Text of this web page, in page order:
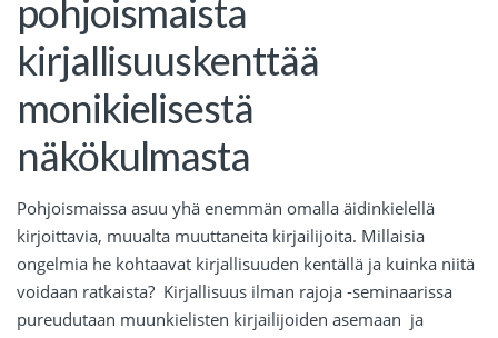
pohjoismaista
kirjallisuuskenttää
monikielisestä
näkökulmasta
Pohjoismaissa asuu yhä enemmän omalla äidinkielellä
kirjoittavia, muualta muuttaneita kirjailijoita. Millaisia
ongelmia he kohtaavat kirjallisuuden kentällä ja kuinka niitä
voidaan ratkaista? Kirjallisuus ilman rajoja -seminaarissa
pureudutaan muunkielisten kirjailijoiden asemaan ja